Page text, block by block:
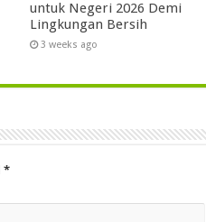
untuk Negeri 2026 Demi
Lingkungan Bersih
3 weeks ago
*